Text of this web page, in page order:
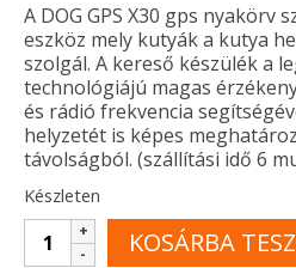
A DOG GPS X30 gps nyakörv
eszköz mely kutyák a kutya
szolgál. A kereső készülék a
technológiájú magas
és rádió frekvencia
helyzetét is képes
távolságból. (szállítási idő 6
Készleten
Dogtrace
DOG
KOSÁRBA